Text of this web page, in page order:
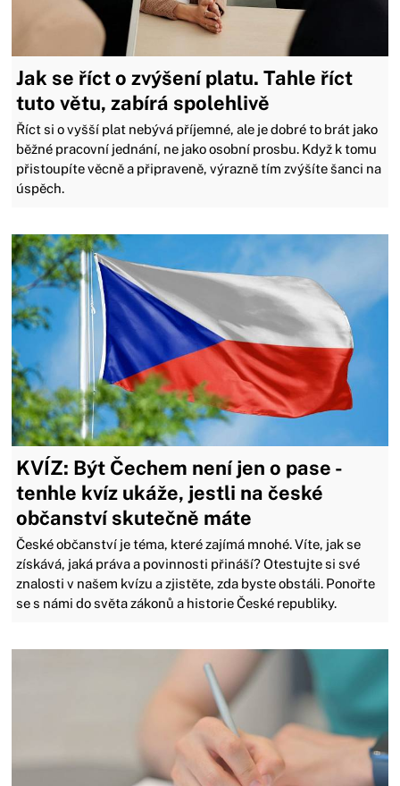
Jak se říct o zvýšení platu. Tahle říct
tuto větu, zabírá spolehlivě
Říct si o vyšší plat nebývá příjemné, ale je dobré to brát jako
běžné pracovní jednání, ne jako osobní prosbu. Když k tomu
přistoupíte věcně a připraveně, výrazně tím zvýšíte šanci na
úspěch.
KVÍZ: Být Čechem není jen o pase -
tenhle kvíz ukáže, jestli na české
občanství skutečně máte
České občanství je téma, které zajímá mnohé. Víte, jak se
získává, jaká práva a povinnosti přináší? Otestujte si své
znalosti v našem kvízu a zjistěte, zda byste obstáli. Ponořte
se s námi do světa zákonů a historie České republiky.